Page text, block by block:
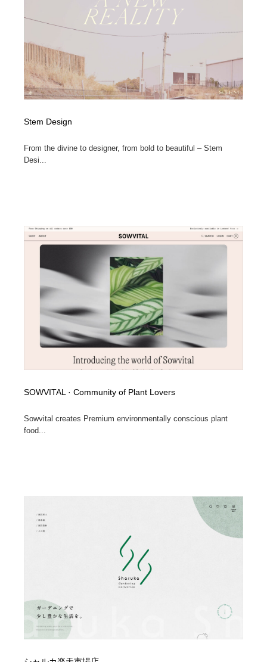
Stem Design
From the divine to designer, from bold to beautiful – Stem
Desi...
SOWVITAL · Community of Plant Lovers
Sowvital creates Premium environmentally conscious plant
food...